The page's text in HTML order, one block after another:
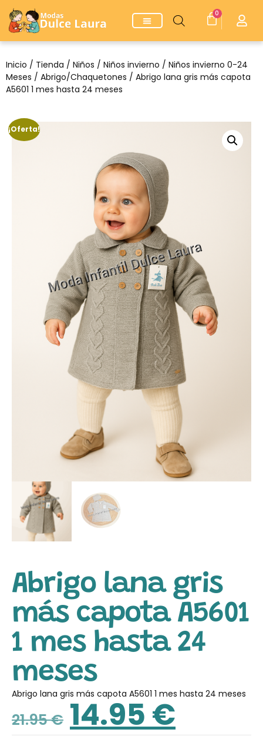
0
Inicio / Tienda / Niños / Niños invierno / Niños invierno 0-24
Meses / Abrigo/Chaquetones / Abrigo lana gris más capota
A5601 1 mes hasta 24 meses
¡Oferta!
Abrigo lana gris
más capota A5601
1 mes hasta 24
meses
Abrigo lana gris más capota A5601 1 mes hasta 24 meses
21.95€ 14.95 €